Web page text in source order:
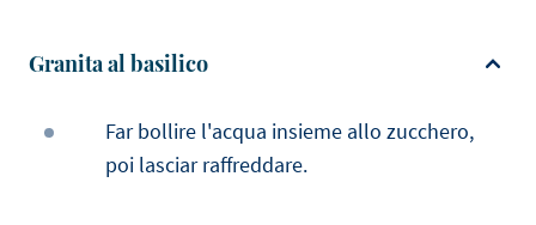
Granita al basilico
Far bollire l'acqua insieme allo zucchero,
poi lasciar raffreddare.